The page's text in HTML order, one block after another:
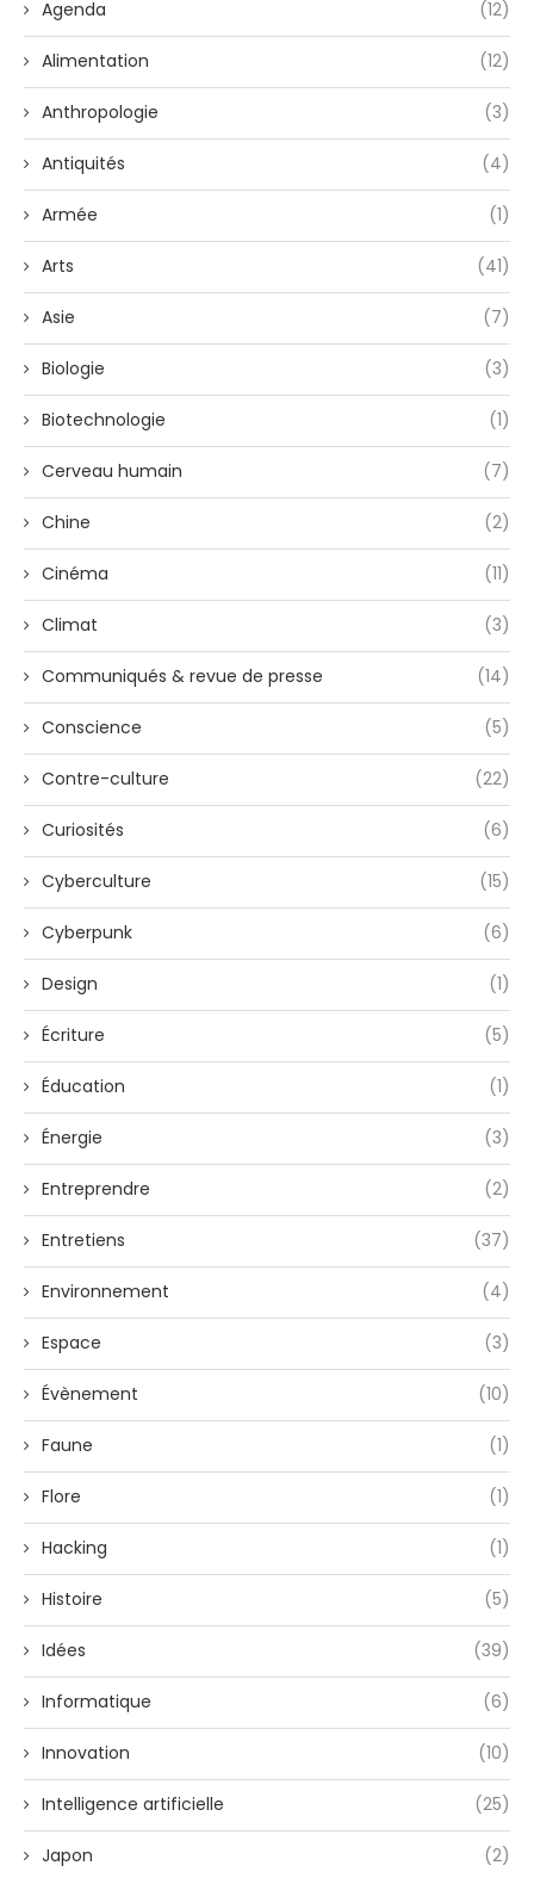
Agenda (12)
Alimentation (12)
Anthropologie (3)
Antiquités (4)
Armée (1)
Arts (41)
Asie (7)
Biologie (3)
Biotechnologie (1)
Cerveau humain (7)
Chine (2)
Cinéma (11)
Climat (3)
Communiqués & revue de presse (14)
Conscience (5)
Contre-culture (22)
Curiosités (6)
Cyberculture (15)
Cyberpunk (6)
Design (1)
Écriture (5)
Éducation (1)
Énergie (3)
Entreprendre (2)
Entretiens (37)
Environnement (4)
Espace (3)
Évènement (10)
Faune (1)
Flore (1)
Hacking (1)
Histoire (5)
Idées (39)
Informatique (6)
Innovation (10)
Intelligence artificielle (25)
Japon (2)